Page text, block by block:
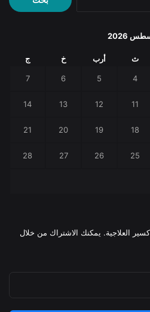
عن:
2026
ث أرب خ ج
4
5
6
7
11
12
13
14
18
19
20
21
25
26
27
28
العلاجية. يمكنك الاشتراك من خلال